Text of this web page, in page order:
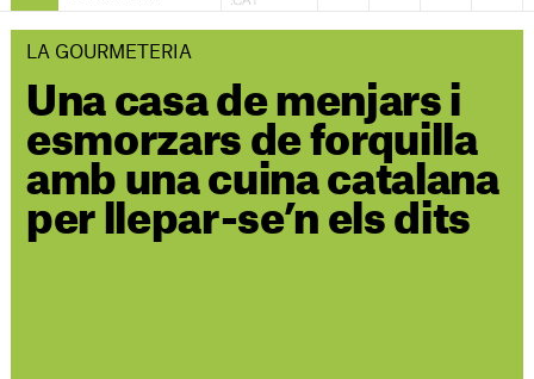
LA GOURMETERIA
Una casa de menjars i
esmorzars de forquilla
amb una cuina catalana
per llepar-se’n els dits